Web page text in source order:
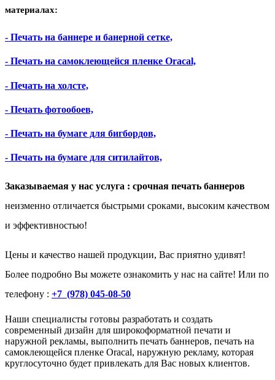
материалах:
- Печать на баннере и банерной сетке,
- Печать на самоклеющейся пленке Oracal,
- Печать на холсте,
- Печать фотообоев,
- Печать на бумаге для бигбордов,
- Печать на бумаге для ситилайтов,
Заказываемая у нас услуга : срочная печать баннеров
неизменно отличается быстрыми сроками, высоким качеством
и эффективностью!
Цены и качество нашей продукции, Вас приятно удивят!
Более подробно Вы можете ознакомить у нас на сайте! Или по
телефону : +7 (978) 045-08-50
Наши специалисты готовы разработать и создать
современный дизайн для широкоформатной печати и
наружной рекламы, выполнить печать баннеров, печать на
самоклеющейся пленке Oracal, наружную рекламу, которая
круглосуточно будет привлекать для Вас новых клиентов.